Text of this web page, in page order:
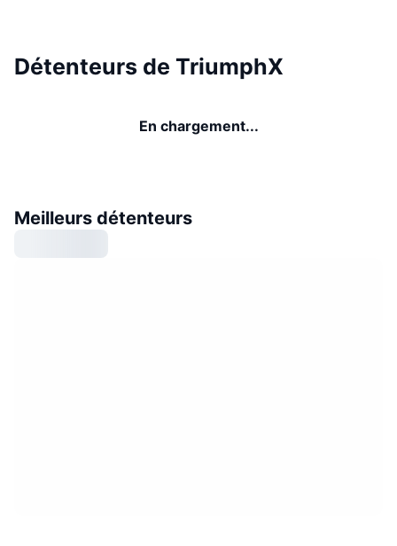
Détenteurs de TriumphX
En chargement...
Meilleurs détenteurs